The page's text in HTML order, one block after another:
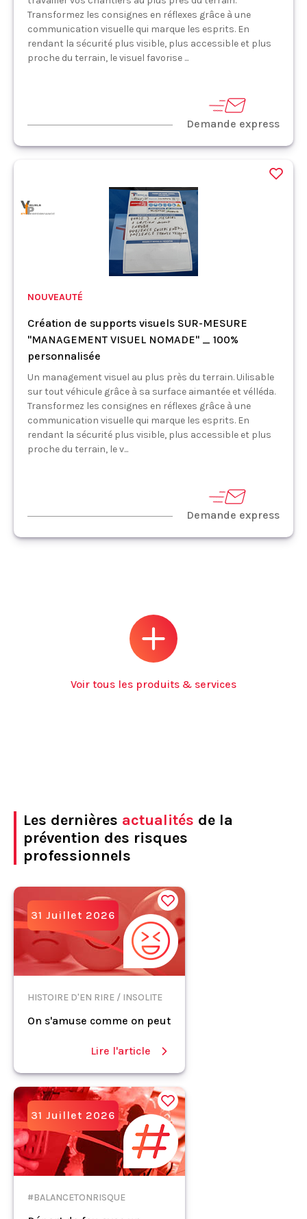
Transformez les consignes en réflexes grâce à une
communication visuelle qui marque les esprits. En
rendant la sécurité plus visible, plus accessible et plus
proche du terrain, le visuel favorise ...
Demande express
NOUVEAUTÉ
Création de supports visuels SUR-MESURE
"MANAGEMENT VISUEL NOMADE" _ 100%
personnalisée
Un management visuel au plus près du terrain. Uilisable
sur tout véhicule grâce à sa surface aimantée et vélléda.
Transformez les consignes en réflexes grâce à une
communication visuelle qui marque les esprits. En
rendant la sécurité plus visible, plus accessible et plus
proche du terrain, le v...
Demande express
Voir tous les produits & services
Les dernières actualités de la
prévention des risques
professionnels
31 Juillet 2026
HISTOIRE D'EN RIRE / INSOLITE
On s'amuse comme on peut
Lire l'article
31 Juillet 2026
#BALANCETONRISQUE